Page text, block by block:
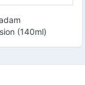
(140ml)